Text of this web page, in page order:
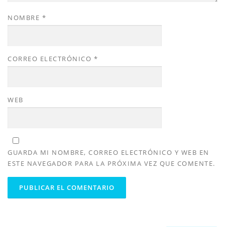
NOMBRE *
CORREO ELECTRÓNICO *
WEB
GUARDA MI NOMBRE, CORREO ELECTRÓNICO Y WEB EN
ESTE NAVEGADOR PARA LA PRÓXIMA VEZ QUE COMENTE.